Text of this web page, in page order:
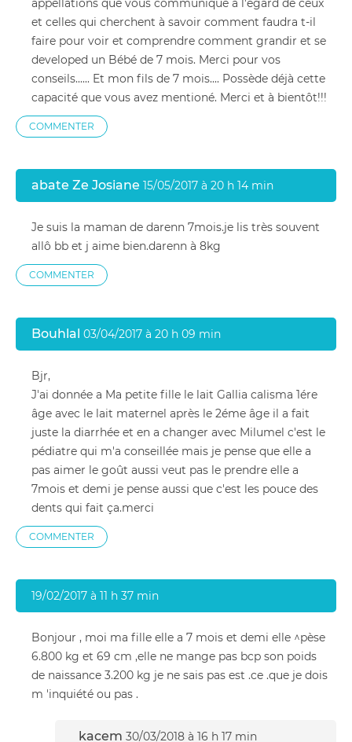
appellations que vous communique à l'egard de ceux
et celles qui cherchent à savoir comment faudra t-il
faire pour voir et comprendre comment grandir et se
developed un Bébé de 7 mois. Merci pour vos
conseils...... Et mon fils de 7 mois.... Possède déjà cette
capacité que vous avez mentioné. Merci et à bientôt!!!
COMMENTER
abate Ze Josiane 15/05/2017 à 20 h 14 min
Je suis la maman de darenn 7mois.je lis très souvent
allô bb et j aime bien.darenn à 8kg
COMMENTER
Bouhlal 03/04/2017 à 20 h 09 min
Bjr,
J'ai donnée a Ma petite fille le lait Gallia calisma 1ére
âge avec le lait maternel après le 2éme âge il a fait
juste la diarrhée et en a changer avec Milumel c'est le
pédiatre qui m'a conseillée mais je pense que elle a
pas aimer le goût aussi veut pas le prendre elle a
7mois et demi je pense aussi que c'est les pouce des
dents qui fait ça.merci
COMMENTER
19/02/2017 à 11 h 37 min
Bonjour , moi ma fille elle a 7 mois et demi elle ^pèse
6.800 kg et 69 cm ,elle ne mange pas bcp son poids
de naissance 3.200 kg je ne sais pas est .ce .que je dois
m 'inquiété ou pas .
kacem 30/03/2018 à 16 h 17 min